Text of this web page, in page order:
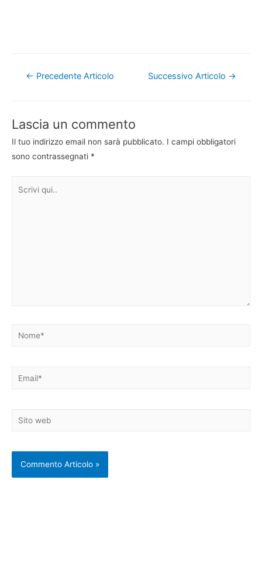
Navigazione
← Precedente Articolo Successivo Articolo →
Lascia un commento
Il tuo indirizzo email non sarà pubblicato. I campi obbligatori
sono contrassegnati *
Nome*
Email*
Sito